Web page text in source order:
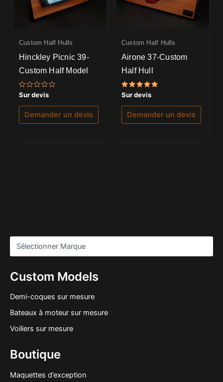
Custom Models
Demi-coques sur mesure
Bateaux à moteur sur mesure
Voiliers sur mesure
Boutique
Maquettes d’exception
Custom Half Hulls
Hinckley Picnic 39-
Custom Half Model
Note
0
sur
Sur devis
Demander un devis
Custom Half Hulls
Airone 37-Custom
Half Hull
Note
5.00
sur 5
Sur devis
Demander un devis